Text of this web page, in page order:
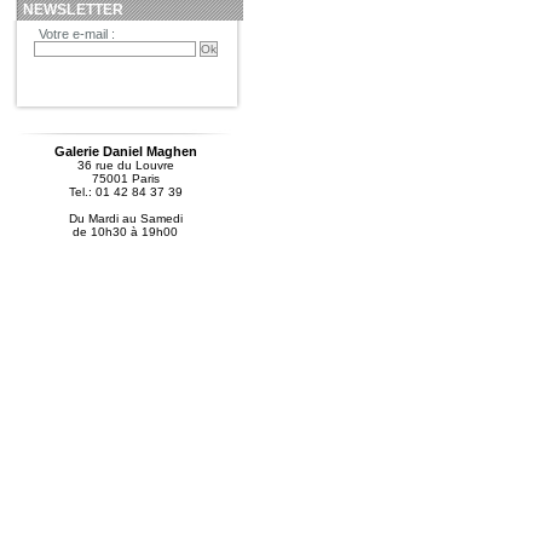
NEWSLETTER
Votre e-mail :
Galerie Daniel Maghen
36 rue du Louvre
75001 Paris
Tel.: 01 42 84 37 39
Du Mardi au Samedi
de 10h30 à 19h00